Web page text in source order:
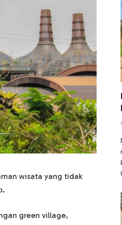
wisata yang tidak
green village,